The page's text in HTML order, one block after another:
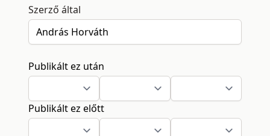
Szerző által
Publikált ez után
Publikált ez előtt